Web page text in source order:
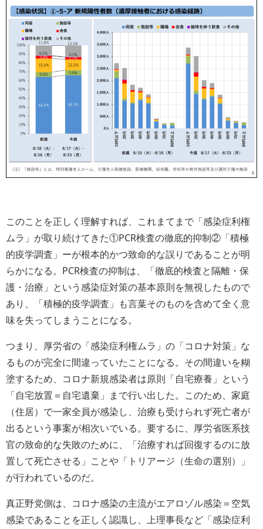
このことを正しく理解すれば、これまてまで「感染症利権
ムラ」が取り続けてきた①PCR検査の徹底的抑制②「積極
的疫学調査」ーが根本的かつ致命的な誤りであることが明
らかになる。PCR検査の抑制は、「徹底的検査と隔離・保
護・治療」という感染症対策の基本原則を無視したもので
あり、「積極的疫学調査」も言葉そのものを含めて全く意
味を失ってしまうことになる。
つまり、厚労省の「感染症利権ムラ」の「コロナ対策」な
るものが完全に間違っていたことになる。その間違いを糊
塗するため、コロナ新規感染者は原則「自宅療養」という
「自宅放置＝自宅遺棄」まで行い出した。このため、家庭
（住居）で一家全員が感染し、治療も受けられず死亡者が
出るという事案が相次いでいる。要するに、厚労省医系技
官の致命的な失敗のために、「治療すれば回復するのに放
置して死亡させる」ことや「トリアージ（生命の選別）」
が行われているのだ。
真正野党側は、コロナ感染の主流がエアロゾル感染＝空気
感染であることを正しく認識し、上理事長など「感染症利